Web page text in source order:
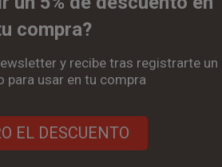
compra?
y recibe tras registrarte un
para usar en tu compra
EL DESCUENTO